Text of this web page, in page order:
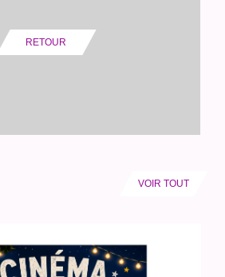
RETOUR
VOIR TOUT